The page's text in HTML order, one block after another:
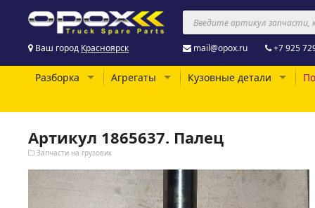
Ваш город Красноярск mail@opox.ru +7 925
Разборка Агрегаты Кузовные детали
Артикул 1865637. Палец
Запчасти на грузовик